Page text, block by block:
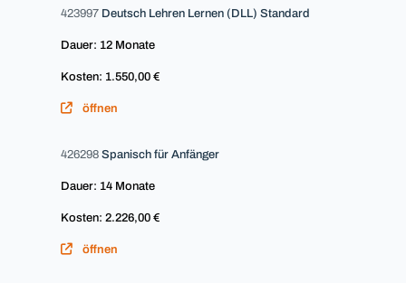
423997 Deutsch Lehren Lernen (DLL) Standard
Dauer: 12 Monate
Kosten: 1.550,00 €
öffnen
426298 Spanisch für Anfänger
Dauer: 14 Monate
Kosten: 2.226,00 €
öffnen